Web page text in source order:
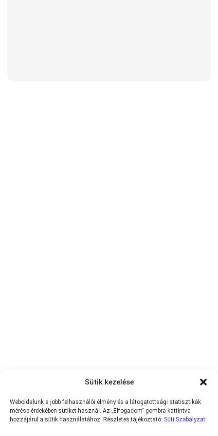
Sütik kezelése
Weboldalunk a jobb felhasználói élmény és a látogatottsági statisztikák
mérése érdekében sütiket használ. Az „Elfogadom” gombra kattintva
hozzájárul a sütik használatához. Részletes tájékoztató: Süti Szabályzat